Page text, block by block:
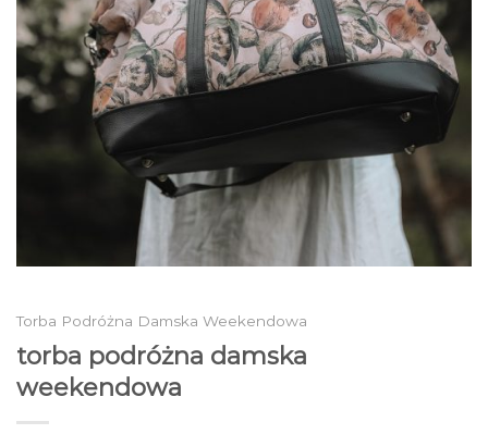
Torba Podróżna Damska Weekendowa
torba podróżna damska
weekendowa